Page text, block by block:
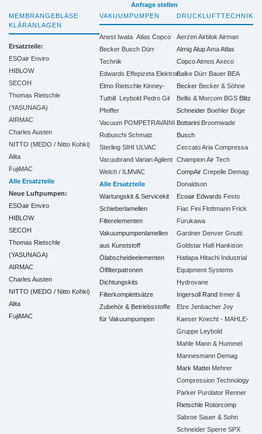
Anfrage stellen
MEMBRANGEBLÄSE
KLÄRANLAGEN
Ersatzteile:
ESOair Enviro
HIBLOW
SECOH
Thomas Rietschle
(YASUNAGA)
AIRMAC
Charles Austen
NITTO (MEDO / Nitto Kohki)
Alita
FujiMAC
Alle Ersatzteile
Neue Luftpumpen:
ESOair Enviro
HIBLOW
SECOH
Thomas Rietschle
(YASUNAGA)
AIRMAC
Charles Austen
NITTO (MEDO / Nitto Kohki)
Alita
FujiMAC
VAKUUMPUMPEN
Anest Iwata Atlas Copco
Becker Busch Dürr
Technik
Edwards Effepizeta Elektror
Elmo Rietschle Kinney-
Tuthill Leybold Pedro Gil
Pfeiffer
Vacuum POMPETRAVAINI
Robuschi Schmalz
Sterling SIHI ULVAC
Vacuubrand Varian Agilent
Welch / ILMVAC
Alle Ersatzteile
Wartungskit & Servicekit
Schieberlamellen
Filterelementen
Vakuumpumpenlamellen
aus Kunststoff
Ölabscheideelementen
Ölfilterpatronen
Dichtungskits
Filterkomplettsätze
Zubehör & Betriebsstoffe
für Vakuumpumpen
DRUCKLUFTTECHNIK
AerzenAirblok Airman
Almig Alup Ama Atlas
Copco Atmos Axeco
Balke Dürr Bauer BEA
Becker Becker & Söhne
Bellis & Morcom BGS Blitz
Schneider Boehler Boge
Bottarini Broomwade
Busch
Ceccato Aria Compressa
Champion Air Tech
CompAir Crepelle Demag
Donaldson
Ecoair Edwards Festo
Fiac Fini Flottmann Frick
Furukawa
Gardner Denver Gnutti
Goldstar Hafi Hankison
Hatlapa Hitachi Industrial
Equipment Systems
Hydrovane
Ingersoll Rand Irmer &
Elze Jenbacher Joy
Kaeser Knecht - MAHLE-
Gruppe Leybold
Mahle Mann & Hummel
Mannesmann Demag
Mark Mattei Mehrer
Compression Technology
Parker Purolator Renner
Rietschle Rotorcomp
Sabroe Sauer & Sohn
Schneider Sperre SPX